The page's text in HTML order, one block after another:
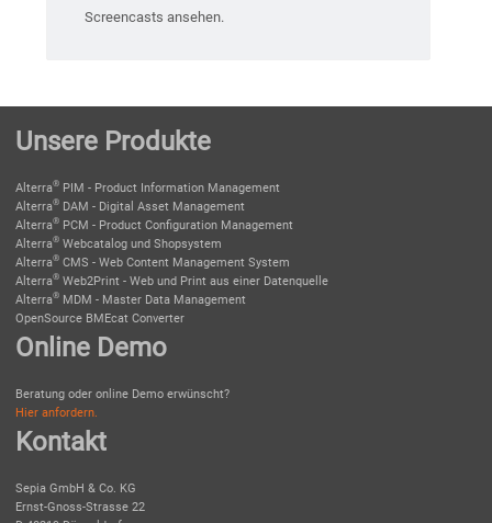
Screencasts ansehen.
Unsere Produkte
Alterra® PIM - Product Information Management
Alterra® DAM - Digital Asset Management
Alterra® PCM - Product Configuration Management
Alterra® Webcatalog und Shopsystem
Alterra® CMS - Web Content Management System
Alterra® Web2Print - Web und Print aus einer Datenquelle
Alterra® MDM - Master Data Management
OpenSource BMEcat Converter
Online Demo
Beratung oder online Demo erwünscht?
Hier anfordern.
Kontakt
Sepia GmbH & Co. KG
Ernst-Gnoss-Strasse 22